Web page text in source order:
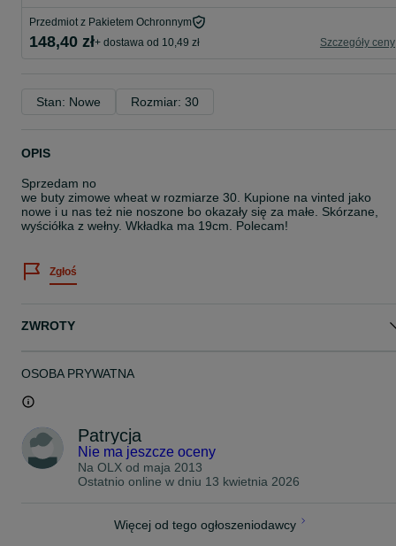
Przedmiot z Pakietem Ochronnym
148,40 zł+ dostawa od 10,49 zł Szczegóły ceny
Stan: Nowe Rozmiar: 30
OPIS
Sprzedam no
we buty zimowe wheat w rozmiarze 30. Kupione na vinted jako
nowe i u nas też nie noszone bo okazały się za małe. Skórzane,
wyściółka z wełny. Wkładka ma 19cm. Polecam!
Zgłoś
ZWROTY
OSOBA PRYWATNA
Patrycja
Nie ma jeszcze oceny
Na OLX od maja 2013
Ostatnio online w dniu 13 kwietnia 2026
Więcej od tego ogłoszeniodawcy